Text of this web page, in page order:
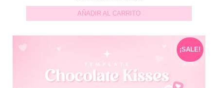
AÑADIR AL CARRITO
¡SALE!